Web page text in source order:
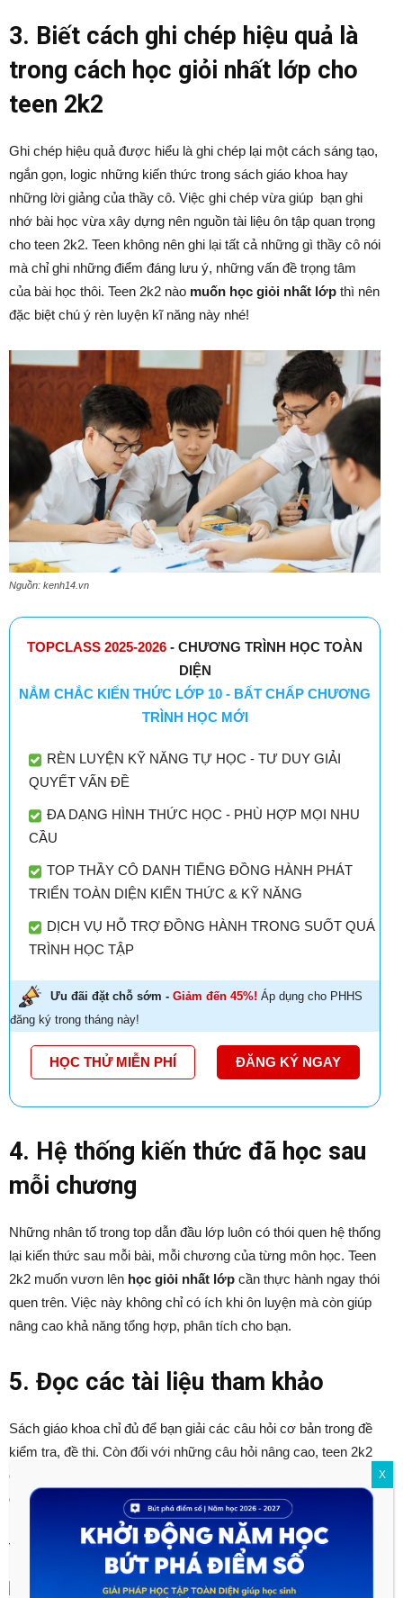
3. Biết cách ghi chép hiệu quả là
trong cách học giỏi nhất lớp cho
teen 2k2
Ghi chép hiệu quả được hiểu là ghi chép lại một cách sáng tạo,
ngắn gọn, logic những kiến thức trong sách giáo khoa hay
những lời giảng của thầy cô. Việc ghi chép vừa giúp bạn ghi
nhớ bài học vừa xây dựng nên nguồn tài liệu ôn tập quan trọng
cho teen 2k2. Teen không nên ghi lại tất cả những gì thầy cô nói
mà chỉ ghi những điểm đáng lưu ý, những vấn đề trọng tâm
của bài học thôi. Teen 2k2 nào muốn học giỏi nhất lớp thì nên
đặc biệt chú ý rèn luyện kĩ năng này nhé!
Nguồn: kenh14.vn
TOPCLASS 2025-2026 - CHƯƠNG TRÌNH HỌC TOÀN
DIỆN
NẮM CHẮC KIẾN THỨC LỚP 10 - BẤT CHẤP CHƯƠNG
TRÌNH HỌC MỚI
RÈN LUYỆN KỸ NĂNG TỰ HỌC - TƯ DUY GIẢI
QUYẾT VẤN ĐỀ
ĐA DẠNG HÌNH THỨC HỌC - PHÙ HỢP MỌI NHU
CẦU
TOP THẦY CÔ DANH TIẾNG ĐỒNG HÀNH PHÁT
TRIỂN TOÀN DIỆN KIẾN THỨC & KỸ NĂNG
DỊCH VỤ HỖ TRỢ ĐỒNG HÀNH TRONG SUỐT QUÁ
TRÌNH HỌC TẬP
Ưu đãi đặt chỗ sớm - Giảm đến 45%! Áp dụng cho PHHS
đăng ký trong tháng này!
HỌC THỬ MIỄN PHÍ ĐĂNG KÝ NGAY
4. Hệ thống kiến thức đã học sau
mỗi chương
Những nhân tố trong top dẫn đầu lớp luôn có thói quen hệ thống
lại kiến thức sau mỗi bài, mỗi chương của từng môn học. Teen
2k2 muốn vươn lên học giỏi nhất lớp cần thực hành ngay thói
quen trên. Việc này không chỉ có ích khi ôn luyện mà còn giúp
nâng cao khả năng tổng hợp, phân tích cho bạn.
5. Đọc các tài liệu tham khảo
Sách giáo khoa chỉ đủ để bạn giải các câu hỏi cơ bản trong đề
kiểm tra, đề thi. Còn đối với những câu hỏi nâng cao, teen 2k2
cần nghiên cứu các tài liệu tham khảo khác mới có thể trả lời
được. Việc học thêm kiến thức bên ngoài gần như là một điều
bắt buộc nếu teen 2k2 muốn được trở thànhhọc sinh dẫn đầu
trên lớp
X